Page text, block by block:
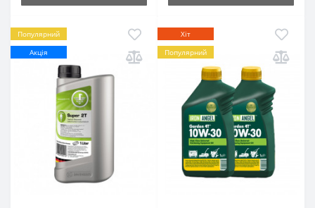
Популярний
Акція
Хіт
Популярний